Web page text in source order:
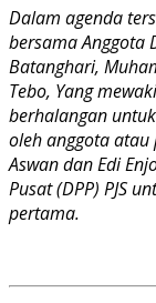
Dalam agenda
bersama Anggota
Batanghari,
Tebo, Yang
berhalangan
oleh anggota atau
Aswan dan Edi
Pusat (DPP) PJS
pertama.